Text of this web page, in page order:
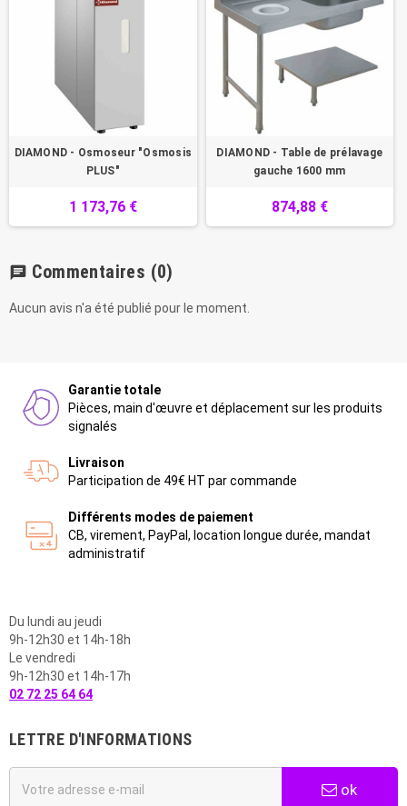
DIAMOND - Osmoseur "Osmosis
PLUS"
1 173,76 €
DIAMOND - Table de prélavage
gauche 1600 mm
874,88 €
chat Commentaires (0)
Aucun avis n'a été publié pour le moment.
Garantie totale
Pièces, main d'œuvre et déplacement sur les produits
signalés
Livraison
Participation de 49€ HT par commande
Différents modes de paiement
CB, virement, PayPal, location longue durée, mandat
administratif
Du lundi au jeudi
9h-12h30 et 14h-18h
Le vendredi
9h-12h30 et 14h-17h
02 72 25 64 64
LETTRE D'INFORMATIONS
ok